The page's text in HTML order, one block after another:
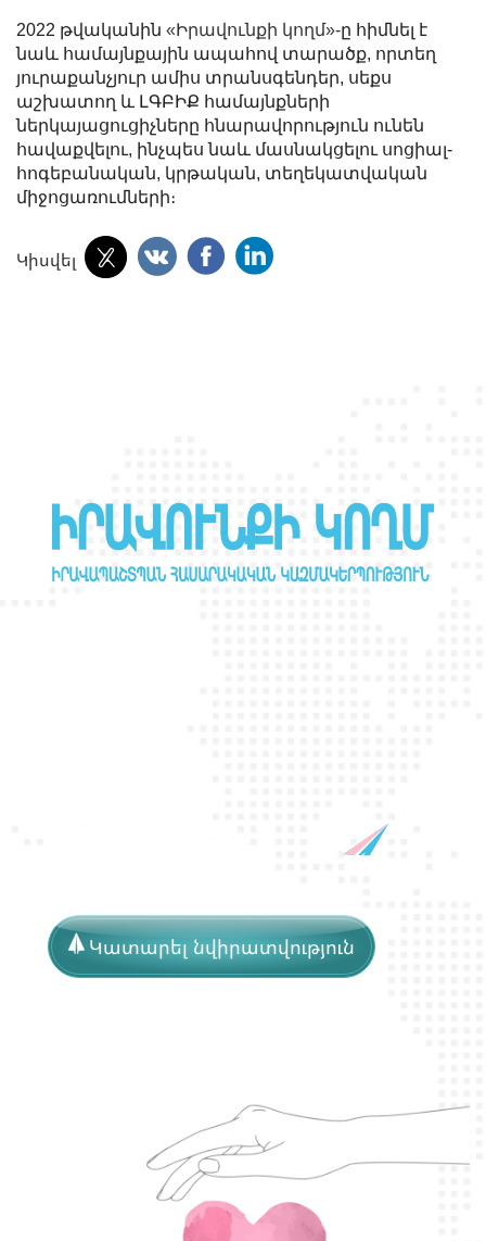
2022 թվականին «Իրավունքի կողմ»-ը հիմնել է
նաև համայնքային ապահով տարածք, որտեղ
յուրաքանչյուր ամիս տրանսգենդեր, սեքս
աշխատող և ԼԳԲԻՔ համայնքների
ներկայացուցիչները հնարավորություն ունեն
հավաքվելու, ինչպես նաև մասնակցելու սոցիալ-
հոգեբանական, կրթական, տեղեկատվական
միջոցառումների։
Կիսվել
Կատարել նվիրատվություն